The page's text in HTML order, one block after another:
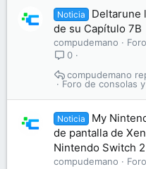
Noticia
Deltarune
de su Capítulo 7B
compudemano
0
Foro de consolas
compudemano
Noticia
My
de pantalla de
Nintendo Switch
compudemano